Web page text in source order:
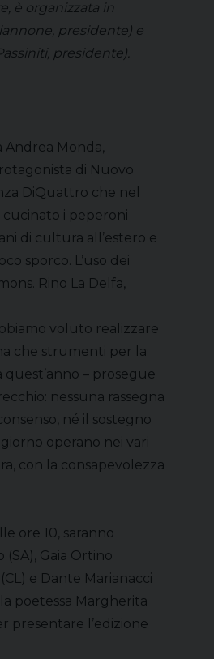
è organizzata in
presidente) e
presidente).
Andrea Monda,
di Nuovo
DiQuattro che nel
i peperoni
di cultura all’estero e
sporco. L’uso dei
Rino La Delfa,
voluto realizzare
che strumenti per la
– prosegue
nessuna rassegna
né il sostegno
operano nei vari
con la consapevolezza
ore 10, saranno
Gaia Ortino
e Dante Marianacci
poetessa Margherita
presentare l’edizione